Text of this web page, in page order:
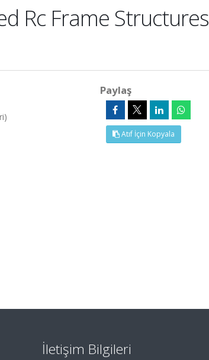
Rc Frame Structures
Paylaş
Atıf İçin Kopyala
İletişim Bilgileri